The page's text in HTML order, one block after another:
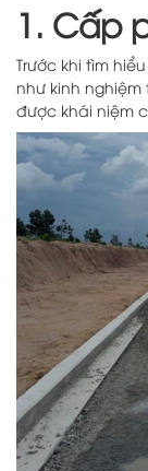
1. Cấp
Trước khi tìm
như kinh
được khái niệm